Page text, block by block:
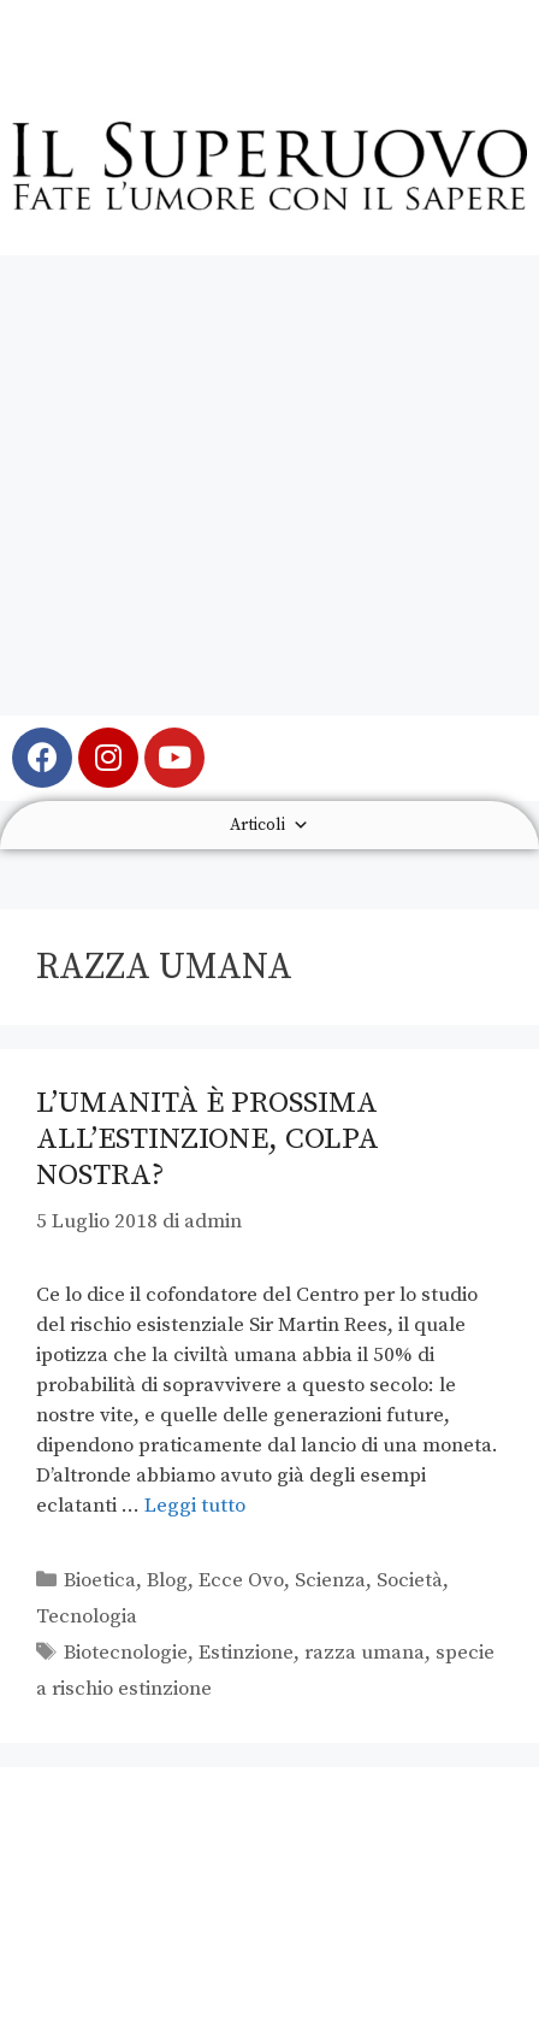
Articoli
RAZZA UMANA
L’UMANITÀ È PROSSIMA
ALL’ESTINZIONE, COLPA
NOSTRA?
5 Luglio 2018 di admin
Ce lo dice il cofondatore del Centro per lo studio
del rischio esistenziale Sir Martin Rees, il quale
ipotizza che la civiltà umana abbia il 50% di
probabilità di sopravvivere a questo secolo: le
nostre vite, e quelle delle generazioni future,
dipendono praticamente dal lancio di una moneta.
D’altronde abbiamo avuto già degli esempi
eclatanti … Leggi tutto
Bioetica,Blog,Ecce Ovo, Scienza, Società,
Tecnologia
Biotecnologie,Estinzione,razza umana, specie
a rischio estinzione